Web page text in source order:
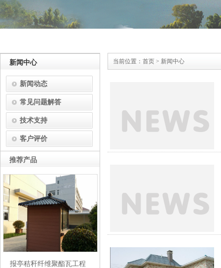
新闻中心
新闻动态
常见问题解答
技术支持
客户评价
推荐产品
报亭秸秆纤维聚酯瓦工程
当前位置： 首页 > 新闻中心